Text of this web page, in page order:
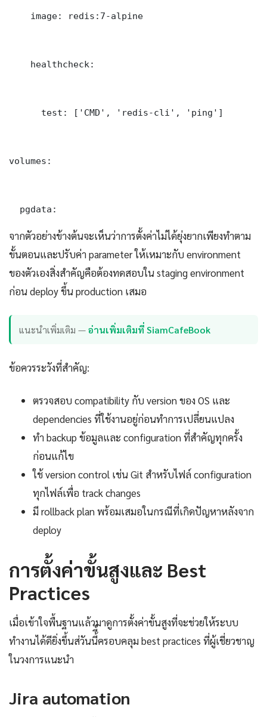
    image: redis:7-alpine
    healthcheck:
      test: ['CMD', 'redis-cli', 'ping']
volumes:
  pgdata:
จากตัวอย่างข้างต้นจะเห็นว่าการตั้งค่าไม่ได้ยุ่งยากเพียงทำตาม
ขั้นตอนและปรับค่า parameter ให้เหมาะกับ environment
ของตัวเองสิ่งสำคัญคือต้องทดสอบใน staging environment
ก่อน deploy ขึ้น production เสมอ
แนะนำเพิ่มเติม —อ่านเพิ่มเติมที่ SiamCafeBook
ข้อควรระวังที่สำคัญ:
ตรวจสอบ compatibility กับ version ของ OS และ
dependencies ที่ใช้งานอยู่ก่อนทำการเปลี่ยนแปลง
ทำ backup ข้อมูลและ configuration ที่สำคัญทุกครั้ง
ก่อนแก้ไข
ใช้ version control เช่น Git สำหรับไฟล์ configuration
ทุกไฟล์เพื่อ track changes
มี rollback plan พร้อมเสมอในกรณีที่เกิดปัญหาหลังจาก
deploy
การตั้งค่าขั้นสูงและ Best
Practices
เมื่อเข้าใจพื้นฐานแล้วมาดูการตั้งค่าขั้นสูงที่จะช่วยให้ระบบ
ทำงานได้ดียิ่งขึ้นส่วันนี้ี้ครอบคลุม best practices ที่ผู้เชี่ยวชาญ
ในวงการแนะนำ
Jira automation